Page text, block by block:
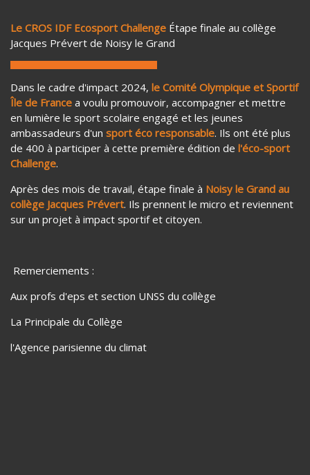
Le CROS IDF Ecosport Challenge Étape finale au collège
Jacques Prévert de Noisy le Grand
Dans le cadre d'impact 2024, le Comité Olympique et Sportif
Île de France a voulu promouvoir, accompagner et mettre
en lumière le sport scolaire engagé et les jeunes
ambassadeurs d'un sport éco responsable. Ils ont été plus
de 400 à participer à cette première édition de l'éco-sport
Challenge.
Après des mois de travail, étape finale à Noisy le Grand au
collège Jacques Prévert. Ils prennent le micro et reviennent
sur un projet à impact sportif et citoyen.
Remerciements :
Aux profs d'eps et section UNSS du collège
La Principale du Collège
l'Agence parisienne du climat